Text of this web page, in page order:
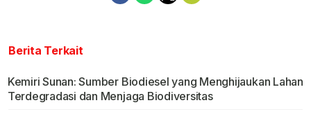
Berita Terkait
Kemiri Sunan: Sumber Biodiesel yang Menghijaukan Lahan
Terdegradasi dan Menjaga Biodiversitas